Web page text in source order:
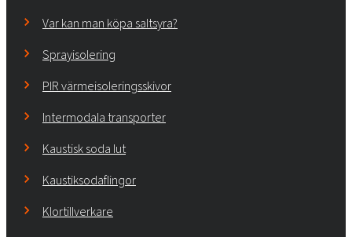
Var kan man köpa saltsyra?
Sprayisolering
PIR värmeisoleringsskivor
Intermodala transporter
Kaustisk soda lut
Kaustiksodaflingor
Klortillverkare